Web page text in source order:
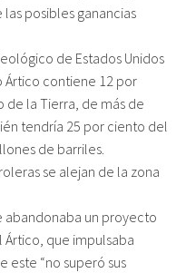
posibles ganancias
de Estados Unidos
Ártico contiene 12 por
la Tierra, de más de
tendría 25 por ciento del
de barriles.
se alejan de la zona
abandonaba un proyecto
que impulsaba
este “no superó sus